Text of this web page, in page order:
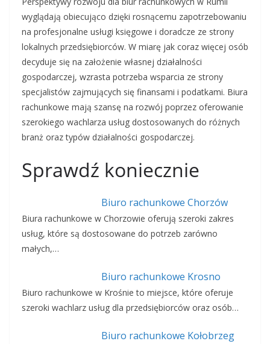
wyglądają obiecująco dzięki rosnącemu zapotrzebowaniu
na profesjonalne usługi księgowe i doradcze ze strony
lokalnych przedsiębiorców. W miarę jak coraz więcej osób
decyduje się na założenie własnej działalności
gospodarczej, wzrasta potrzeba wsparcia ze strony
specjalistów zajmujących się finansami i podatkami. Biura
rachunkowe mają szansę na rozwój poprzez oferowanie
szerokiego wachlarza usług dostosowanych do różnych
branż oraz typów działalności gospodarczej.
Sprawdź koniecznie
Biuro rachunkowe Chorzów
Biura rachunkowe w Chorzowie oferują szeroki zakres
usług, które są dostosowane do potrzeb zarówno
małych,…
Biuro rachunkowe Krosno
Biuro rachunkowe w Krośnie to miejsce, które oferuje
szeroki wachlarz usług dla przedsiębiorców oraz osób…
Biuro rachunkowe Kołobrzeg